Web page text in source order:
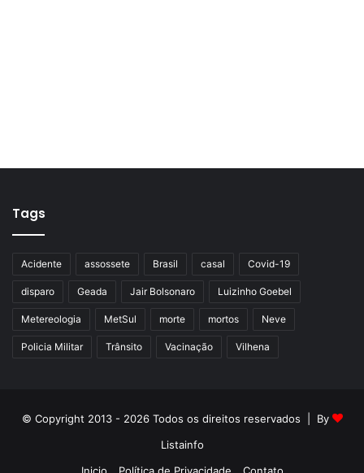
Tags
Acidente assossete Brasil casal Covid-19
disparo Geada Jair Bolsonaro Luizinho Goebel
Metereologia MetSul morte mortos Neve
Policia Militar Trânsito Vacinação Vilhena
© Copyright 2013 - 2026 Todos os direitos reservados | By
Listainfo
Inicio
Política de Privacidade Contato